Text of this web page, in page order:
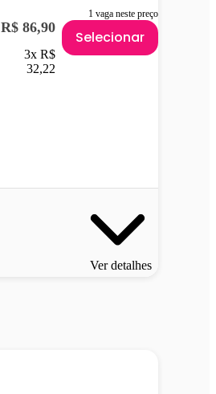
1 vaga neste preço
R$ 86,90
3x R$
32,22
Selecionar
Ver detalhes